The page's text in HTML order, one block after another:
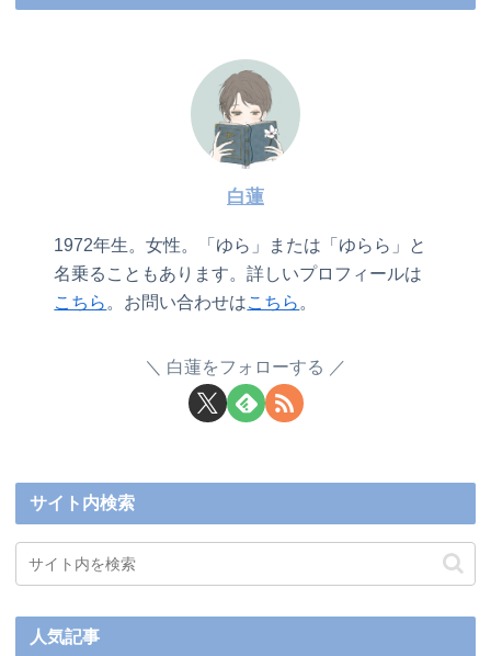
白蓮
1972年生。女性。「ゆら」または「ゆらら」と
名乗ることもあります。詳しいプロフィールは
こちら。お問い合わせはこちら。
白蓮をフォローする
サイト内検索
人気記事